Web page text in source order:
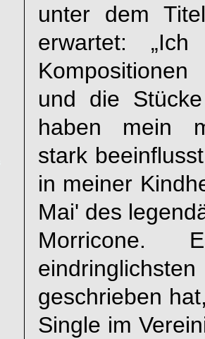
unter dem
erwartet:
und die
haben mein
stark
in meiner
Mai' des
geschrieben
Single im